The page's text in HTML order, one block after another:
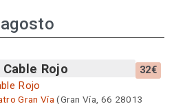
Rojo 32€
Rojo
Gran Vía (Gran Vía, 66 28013